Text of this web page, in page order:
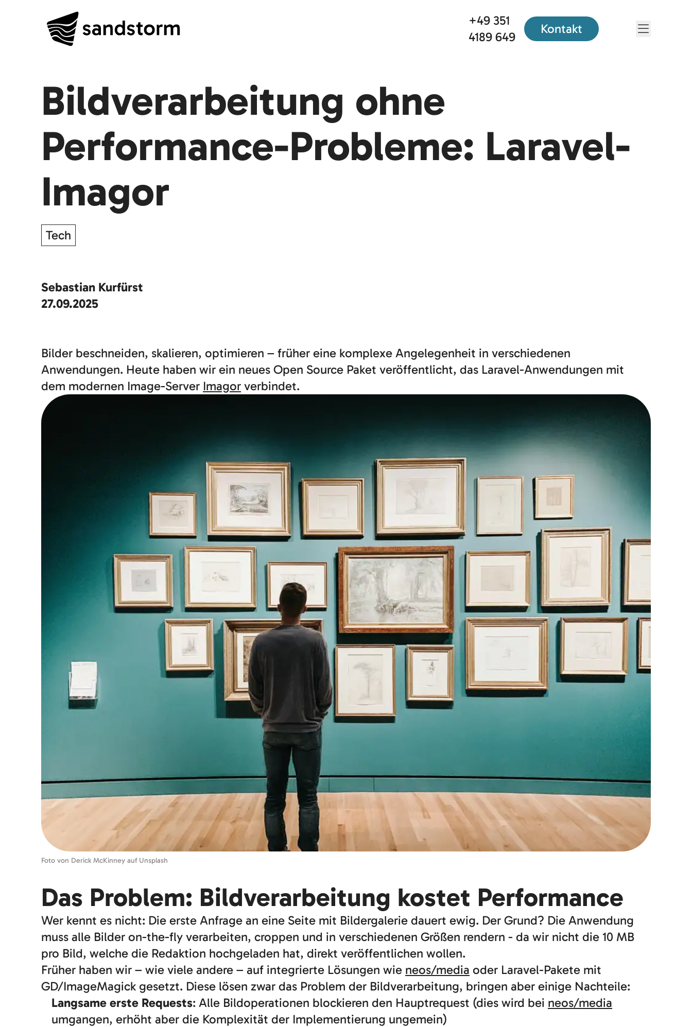
+49 351
4189 649
Kontakt Menü
Bildverarbeitung ohne
Performance-Probleme: Laravel-
Imagor
Tech
Sebastian Kurfürst
27.09.2025
Bilder beschneiden, skalieren, optimieren – früher eine komplexe Angelegenheit in verschiedenen
Anwendungen. Heute haben wir ein neues Open Source Paket veröffentlicht, das Laravel-Anwendungen mit
dem modernen Image-Server Imagor verbindet.
Foto von Derick McKinney auf Unsplash
Das Problem: Bildverarbeitung kostet Performance
Wer kennt es nicht: Die erste Anfrage an eine Seite mit Bildergalerie dauert ewig. Der Grund? Die Anwendung
muss alle Bilder on-the-fly verarbeiten, croppen und in verschiedenen Größen rendern - da wir nicht die 10 MB
pro Bild, welche die Redaktion hochgeladen hat, direkt veröffentlichen wollen.
Früher haben wir – wie viele andere – auf integrierte Lösungen wie neos/media oder Laravel-Pakete mit
GD/ImageMagick gesetzt. Diese lösen zwar das Problem der Bildverarbeitung, bringen aber einige Nachteile:
Langsame erste Requests: Alle Bildoperationen blockieren den Hauptrequest (dies wird bei neos/media
umgangen, erhöht aber die Komplexität der Implementierung ungemein)